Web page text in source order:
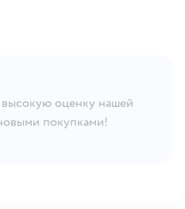
оценку нашей
покупками!